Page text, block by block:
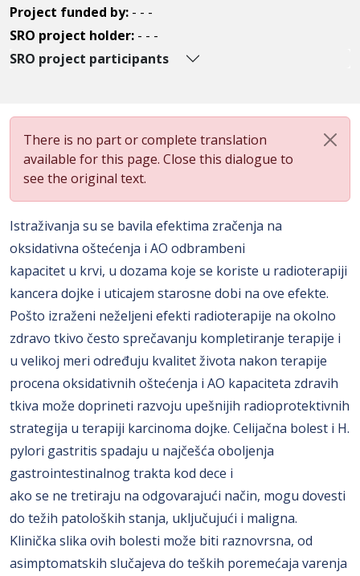
Project funded by: - - -
SRO project holder: - - -
SRO project participants
There is no part or complete translation
available for this page. Close this dialogue to
see the original text.
Istraživanja su se bavila efektima zračenja na
oksidativna oštećenja i AO odbrambeni
kapacitet u krvi, u dozama koje se koriste u radioterapiji
kancera dojke i uticajem starosne dobi na ove efekte.
Pošto izraženi neželjeni efekti radioterapije na okolno
zdravo tkivo često sprečavanju kompletiranje terapije i
u velikoj meri određuju kvalitet života nakon terapije
procena oksidativnih oštećenja i AO kapaciteta zdravih
tkiva može doprineti razvoju upešnijih radioprotektivnih
strategija u terapiji karcinoma dojke. Celijačna bolest i H.
pylori gastritis spadaju u najčešća oboljenja
gastrointestinalnog trakta kod dece i
ako se ne tretiraju na odgovarajući način, mogu dovesti
do težih patoloških stanja, uključujući i maligna.
Klinička slika ovih bolesti može biti raznovrsna, od
asimptomatskih slučajeva do teških poremećaja varenja